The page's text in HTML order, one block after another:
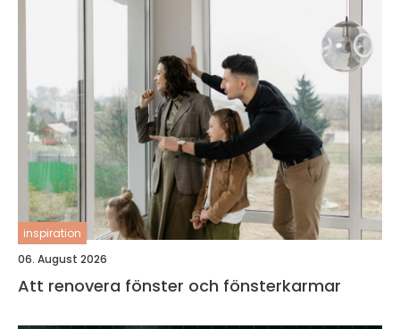
inspiration
06. August 2026
Att renovera fönster och fönsterkarmar